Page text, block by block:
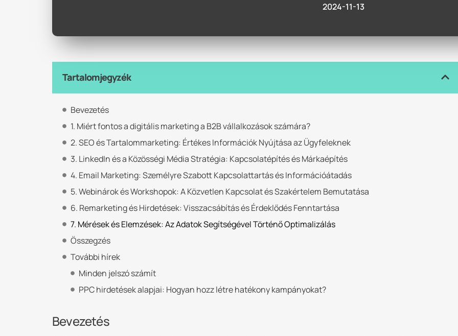
2024-11-13
Tartalomjegyzék
Bevezetés
1. Miért fontos a digitális marketing a B2B vállalkozások számára?
2. SEO és Tartalommarketing: Értékes Információk Nyújtása az Ügyfeleknek
3. LinkedIn és a Közösségi Média Stratégia: Kapcsolatépítés és Márkaépítés
4. Email Marketing: Személyre Szabott Kapcsolattartás és Információátadás
5. Webinárok és Workshopok: A Közvetlen Kapcsolat és Szakértelem Bemutatása
6. Remarketing és Hirdetések: Visszacsábítás és Érdeklődés Fenntartása
7. Mérések és Elemzések: Az Adatok Segítségével Történő Optimalizálás
Összegzés
További hírek
Minden jelszó számít
PPC hirdetések alapjai: Hogyan hozz létre hatékony kampányokat?
Bevezetés